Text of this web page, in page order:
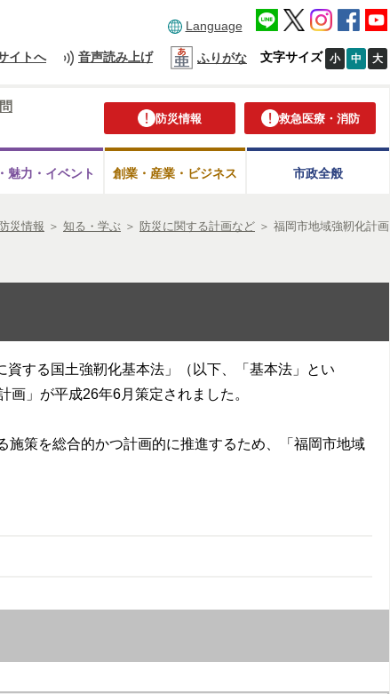
Language
イトへ 音声読み上げ ふりがな 文字サイズ 小 中 大
防災情報 救急医療・消防
魅力・ イベント 創業・産業・ビジネス 市政全般
災情報 ＞ 知る・学ぶ ＞ 防災に関する計画など ＞ 福岡市地域強靭化計画
する国土強靭化基本法」（以下、「基本法」とい
」が平成26年6月策定されました。
策を総合的かつ計画的に推進するため、「福岡市地域